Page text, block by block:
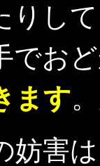
りし
お
ます
害